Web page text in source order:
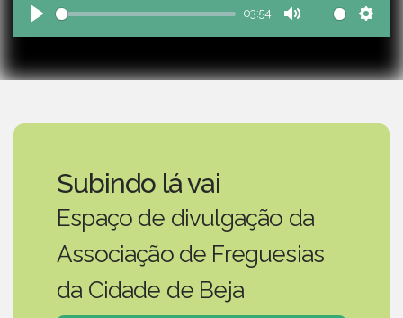
Play
03:54
Mute
Subindo lá vai
Espaço de divulgação da
Associação de Freguesias
da Cidade de Beja